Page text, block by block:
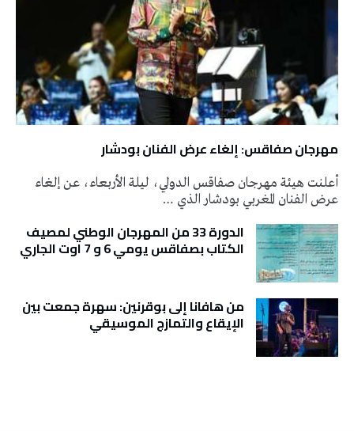
مهرجان صفاقس: إلغاء عرض الفنان بودشار
أعلنت هيئة مهرجان صفاقس الدولي، ليلة الأربعاء، عن إلغاء
عرض الفنان المغربي بودشار الذي …
الدورة 33 من المهرجان الوطني لمصيف
الكتاب بصفاقس يومي 6 و 7 اوت الجاري
من هافانا إلى بوقرنين: سهرة جمعت بين
الإيقاع والتمازج الموسيقي